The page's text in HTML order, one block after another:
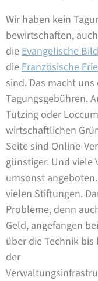
Wir haben kein
bewirtschaften,
die Evangelische
die Französische
sind. Das macht
Tagungsgebühren.
Tutzing oder
wirtschaftlichen
Seite sind Online-
günstiger. Und
umsonst
vielen Stiftungen.
Probleme, denn
Geld, angefangen
über die Technik
der